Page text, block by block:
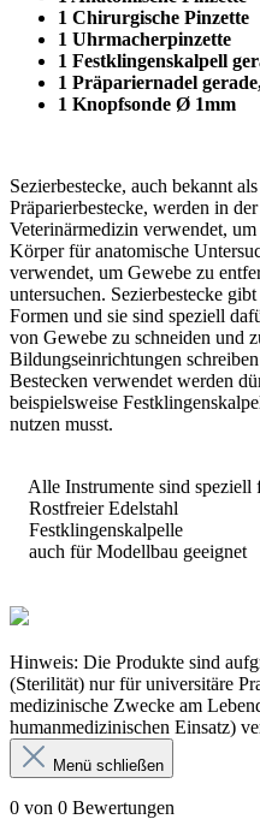
1 Chirurgische Pinzette
1 Uhrmacherpinzette
1 Festklingenskalpell
1 Präpariernadel
1 Knopfsonde Ø 1mm
Sezierbestecke, auch bekannt
Präparierbestecke, werden in
Veterinärmedizin verwendet,
Körper für anatomische
verwendet, um Gewebe zu
untersuchen. Sezierbestecke
Formen und sie sind speziell
von Gewebe zu schneiden und
Bildungseinrichtungen
Bestecken verwendet werden
beispielsweise
nutzen musst.
Alle Instrumente sind
Rostfreier Edelstahl
Festklingenskalpelle
auch für Modellbau geeignet
Hinweis: Die Produkte sind
(Sterilität) nur für universitäre
medizinische Zwecke am
humanmedizinischen Einsatz)
Menü schließen
0 von 0 Bewertungen